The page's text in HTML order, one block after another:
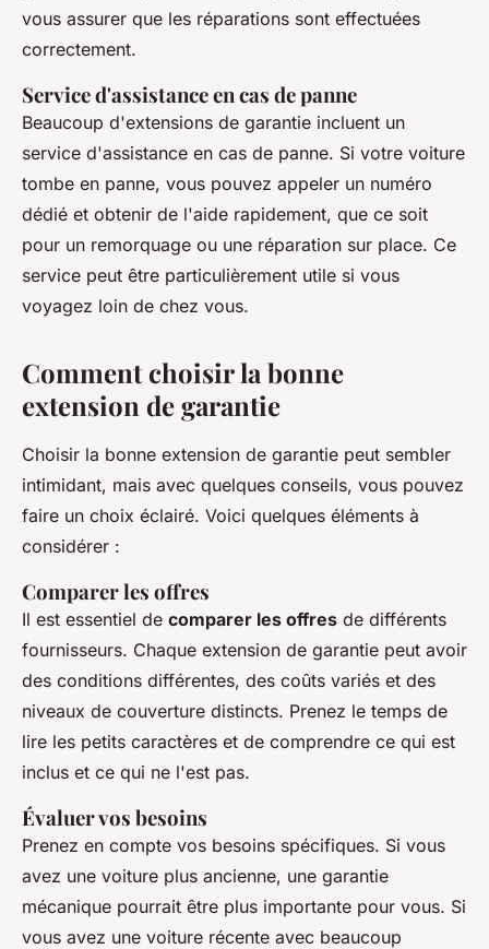
vous assurer que les réparations sont effectuées
correctement.
Service d'assistance en cas de panne
Beaucoup d'extensions de garantie incluent un
service d'assistance en cas de panne. Si votre voiture
tombe en panne, vous pouvez appeler un numéro
dédié et obtenir de l'aide rapidement, que ce soit
pour un remorquage ou une réparation sur place. Ce
service peut être particulièrement utile si vous
voyagez loin de chez vous.
Comment choisir la bonne
extension de garantie
Choisir la bonne extension de garantie peut sembler
intimidant, mais avec quelques conseils, vous pouvez
faire un choix éclairé. Voici quelques éléments à
considérer :
Comparer les offres
Il est essentiel de comparer les offres de différents
fournisseurs. Chaque extension de garantie peut avoir
des conditions différentes, des coûts variés et des
niveaux de couverture distincts. Prenez le temps de
lire les petits caractères et de comprendre ce qui est
inclus et ce qui ne l'est pas.
Évaluer vos besoins
Prenez en compte vos besoins spécifiques. Si vous
avez une voiture plus ancienne, une garantie
mécanique pourrait être plus importante pour vous. Si
vous avez une voiture récente avec beaucoup